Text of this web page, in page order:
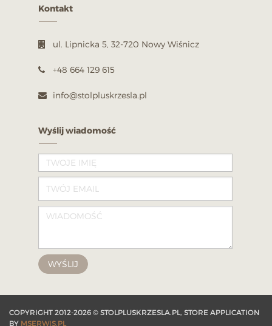
Kontakt
ul. Lipnicka 5, 32-720 Nowy Wiśnicz
+48 664 129 615
info@stolpluskrzesla.pl
Wyślij wiadomość
COPYRIGHT 2012-2026 © STOLPLUSKRZESLA.PL, STORE APPLICATION
BY MSERWIS.PL